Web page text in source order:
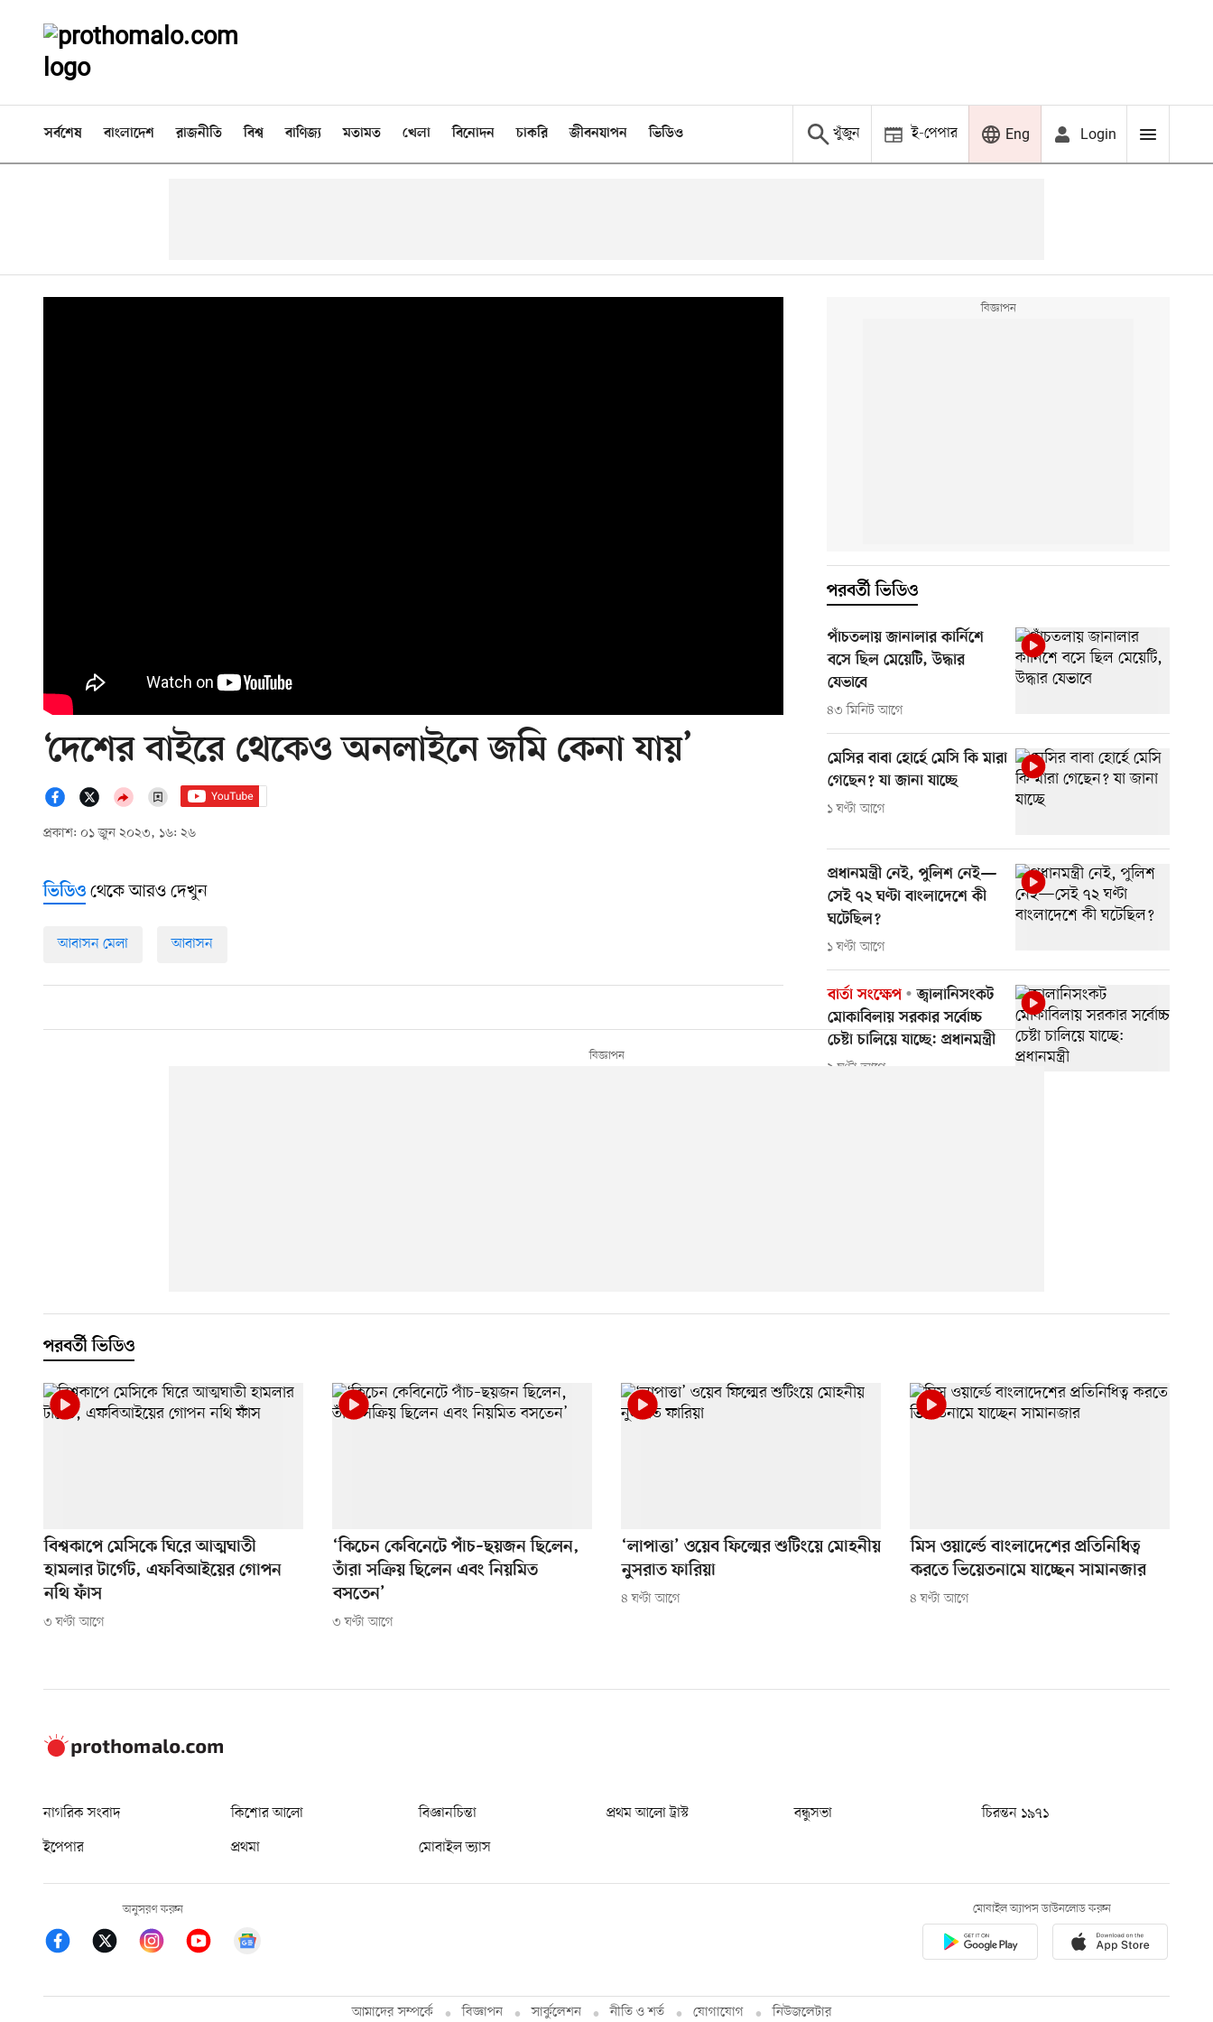
সর্বশেষ বাংলাদেশ রাজনীতি বিশ্ব বাণিজ্য মতামত খেলা বিনোদন চাকরি জীবনযাপন ভিডিও খুঁজুন ই-পেপার Eng Login
‘দেশের বাইরে থেকেও অনলাইনে জমি কেনা যায়’
প্রকাশ: ০১ জুন ২০২৩, ১৬: ২৬
পরবর্তী ভিডিও
পাঁচতলায় জানালার কার্নিশে
বসে ছিল মেয়েটি, উদ্ধার
যেভাবে
৪৩ মিনিট আগে
মেসির বাবা হোর্হে মেসি কি মারা
গেছেন? যা জানা যাচ্ছে
১ ঘণ্টা আগে
প্রধানমন্ত্রী নেই, পুলিশ নেই—
সেই ৭২ ঘণ্টা বাংলাদেশে কী
ঘটেছিল?
১ ঘণ্টা আগে
বার্তা সংক্ষেপ
জ্বালানিসংকট
মোকাবিলায় সরকার সর্বোচ্চ
চেষ্টা চালিয়ে যাচ্ছে: প্রধানমন্ত্রী
২ ঘণ্টা আগে
ভিডিও থেকে আরও দেখুন
আবাসন মেলা আবাসন
পরবর্তী ভিডিও
বিশ্বকাপে মেসিকে ঘিরে আত্মঘাতী
হামলার টার্গেট, এফবিআইয়ের গোপন
নথি ফাঁস
৩ ঘণ্টা আগে
‘কিচেন কেবিনেটে পাঁচ–ছয়জন ছিলেন,
তাঁরা সক্রিয় ছিলেন এবং নিয়মিত
বসতেন’
৩ ঘণ্টা আগে
‘লাপাত্তা’ ওয়েব ফিল্মের শুটিংয়ে মোহনীয়
নুসরাত ফারিয়া
৪ ঘণ্টা আগে
মিস ওয়ার্ল্ডে বাংলাদেশের প্রতিনিধিত্ব
করতে ভিয়েতনামে যাচ্ছেন সামানজার
৪ ঘণ্টা আগে
নাগরিক সংবাদ কিশোর আলো বিজ্ঞানচিন্তা প্রথম আলো ট্রাস্ট বন্ধুসভা
চিরন্তন ১৯৭১
ইপেপার
প্রথমা মোবাইল ভ্যাস
অনুসরণ করুন মোবাইল অ্যাপস ডাউনলোড করুন
আমাদের সম্পর্কে বিজ্ঞাপন সার্কুলেশন নীতি ও শর্ত যোগাযোগ নিউজলেটার